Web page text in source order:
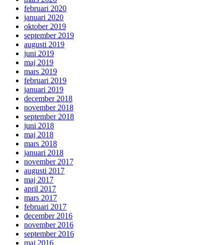
februari 2020
januari 2020
oktober 2019
september 2019
augusti 2019
juni 2019
maj 2019
mars 2019
februari 2019
januari 2019
december 2018
november 2018
september 2018
juni 2018
maj 2018
mars 2018
januari 2018
november 2017
augusti 2017
maj 2017
april 2017
mars 2017
februari 2017
december 2016
november 2016
september 2016
maj 2016